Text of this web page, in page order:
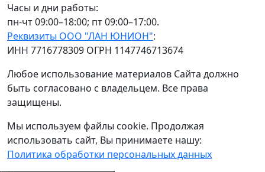
Часы и дни работы:
пн-чт 09:00–18:00; пт 09:00–17:00.
Реквизиты ООО "ЛАН ЮНИОН":
ИНН 7716778309 ОГРН 1147746713674
Любое использование материалов Сайта должно
быть согласовано с владельцем. Все права
защищены.
Мы используем файлы cookie. Продолжая
использовать сайт, Вы принимаете нашу:
Политика обработки персональных данных